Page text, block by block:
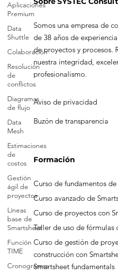
Aplicaciones
Premium
Data
Shuttle
Colaboración
Resolución
de
conflictos
Diagramas
de flujo
Data
Mesh
Estimaciones
de
costos
Gestión
ágil de
proyectos
Líneas
base de
Smartsheet
Función
TIME
Cronogramas
Formación
Curso de fundamentos de
Curso avanzado de
Curso de proyectos con
Taller de uso de fórmulas
Curso de gestión de
Sobre SYSTEC
Somos una empresa de
de 38 años de
de proyectos y procesos.
nuestra integridad,
Aviso de privacidad